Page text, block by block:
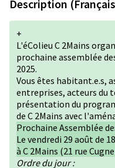
Description
+
L'éColieu C 2Mains
prochaine assemblée
2025.
Vous êtes habitant.e.s,
entreprises, acteurs du
présentation du
de C 2Mains avec
Prochaine Assemblée
Le vendredi 29 août de
à C 2Mains (21 rue
Ordre du jour :